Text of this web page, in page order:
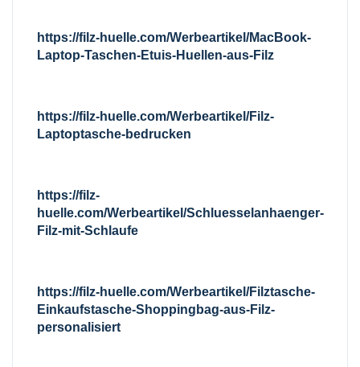
https://filz-huelle.com/Werbeartikel/MacBook-
Laptop-Taschen-Etuis-Huellen-aus-Filz
https://filz-huelle.com/Werbeartikel/Filz-
Laptoptasche-bedrucken
https://filz-
huelle.com/Werbeartikel/Schluesselanhaenger-
Filz-mit-Schlaufe
https://filz-huelle.com/Werbeartikel/Filztasche-
Einkaufstasche-Shoppingbag-aus-Filz-
personalisiert